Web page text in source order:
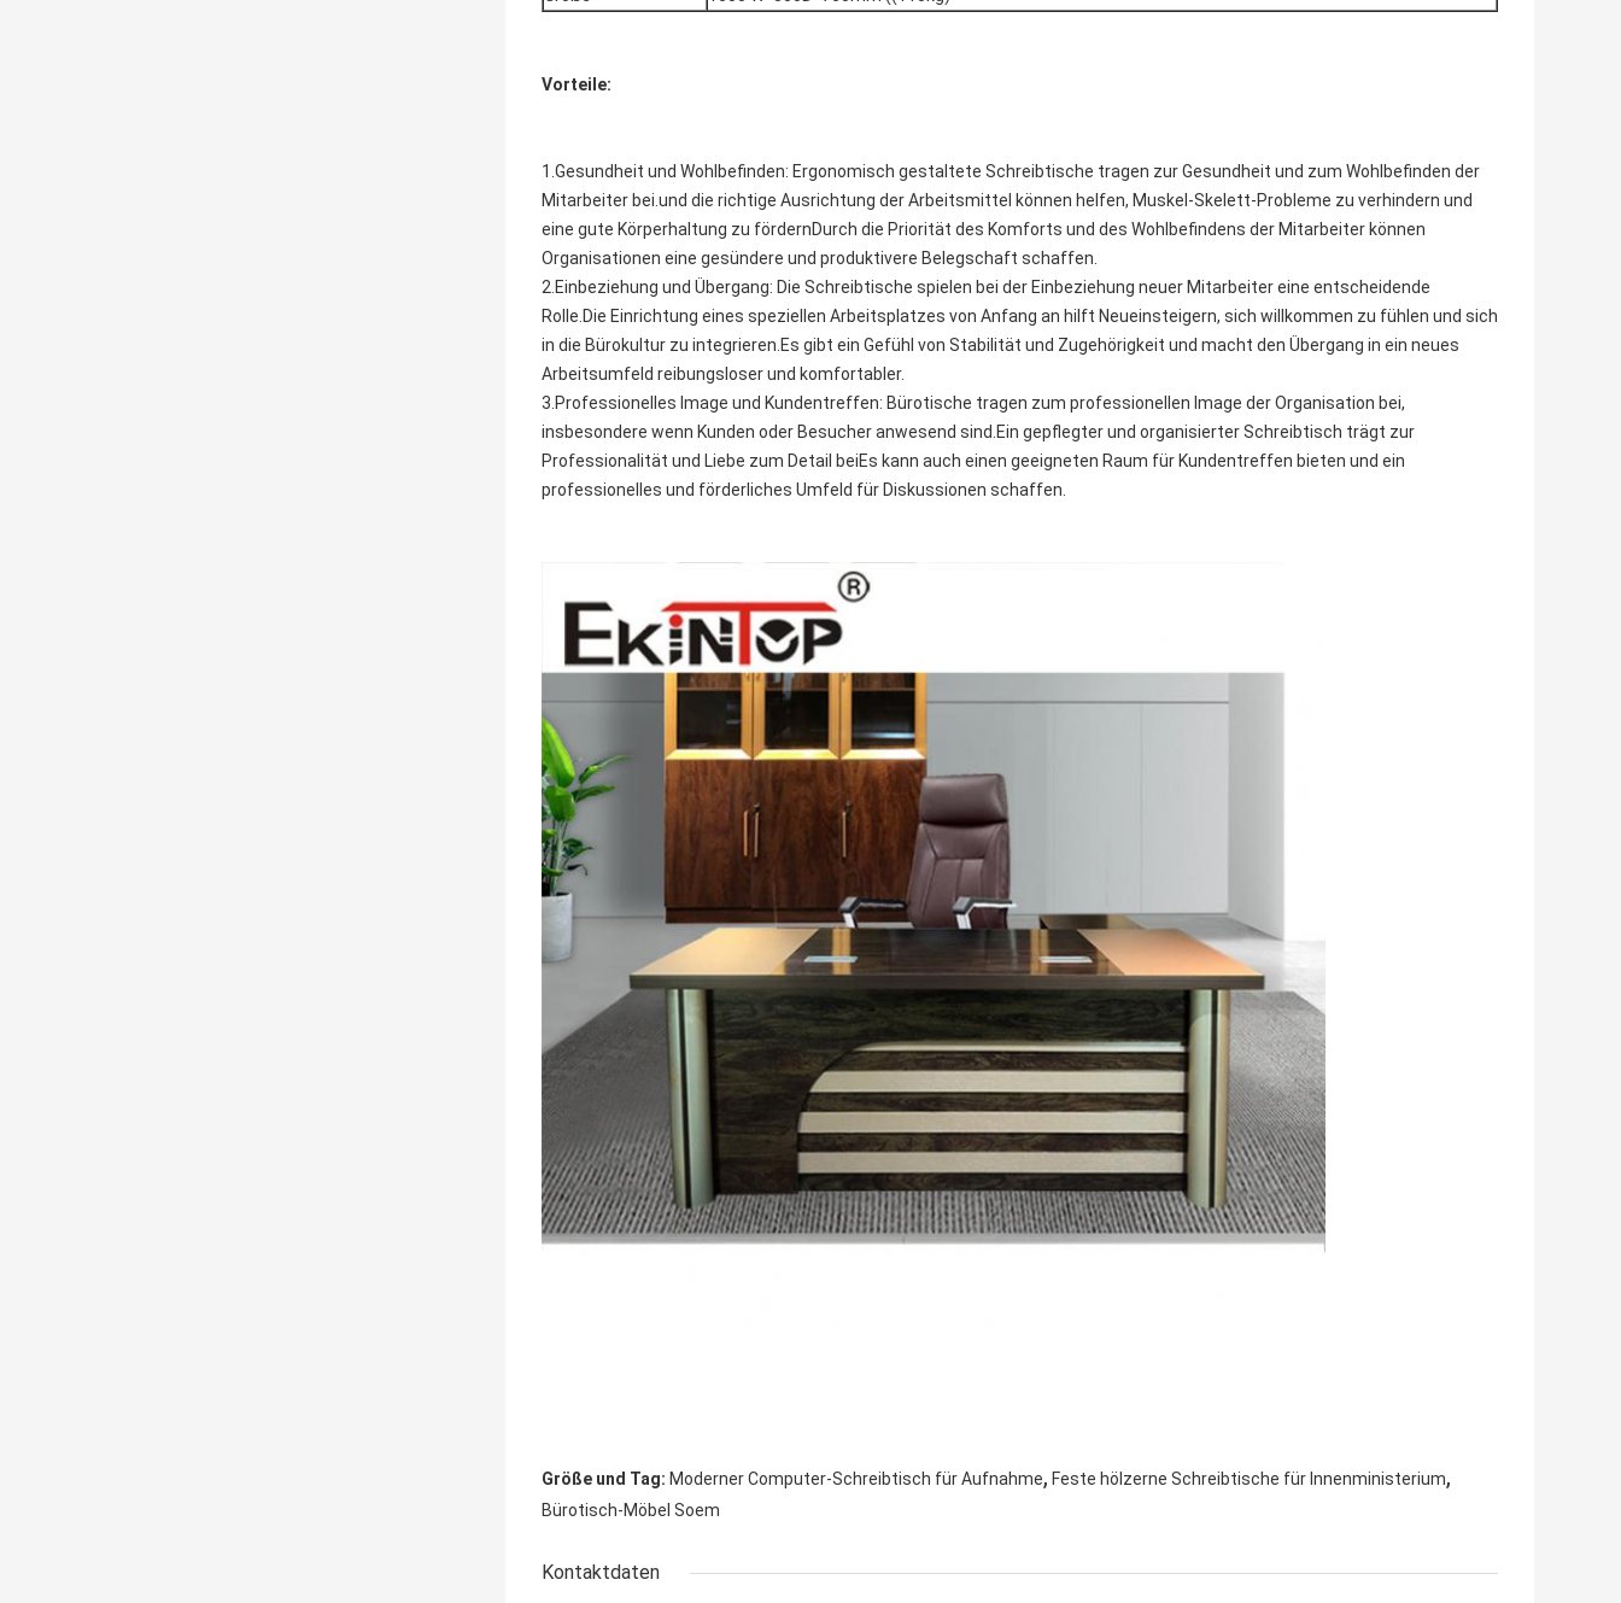
Vorteile:
1.Gesundheit und Wohlbefinden: Ergonomisch gestaltete Schreibtische tragen zur Gesundheit und zum Wohlbefinden der
Mitarbeiter bei.und die richtige Ausrichtung der Arbeitsmittel können helfen, Muskel-Skelett-Probleme zu verhindern und
eine gute Körperhaltung zu fördernDurch die Priorität des Komforts und des Wohlbefindens der Mitarbeiter können
Organisationen eine gesündere und produktivere Belegschaft schaffen.
2.Einbeziehung und Übergang: Die Schreibtische spielen bei der Einbeziehung neuer Mitarbeiter eine entscheidende
Rolle.Die Einrichtung eines speziellen Arbeitsplatzes von Anfang an hilft Neueinsteigern, sich willkommen zu fühlen und sich
in die Bürokultur zu integrieren.Es gibt ein Gefühl von Stabilität und Zugehörigkeit und macht den Übergang in ein neues
Arbeitsumfeld reibungsloser und komfortabler.
3.Professionelles Image und Kundentreffen: Bürotische tragen zum professionellen Image der Organisation bei,
insbesondere wenn Kunden oder Besucher anwesend sind.Ein gepflegter und organisierter Schreibtisch trägt zur
Professionalität und Liebe zum Detail beiEs kann auch einen geeigneten Raum für Kundentreffen bieten und ein
professionelles und förderliches Umfeld für Diskussionen schaffen.
Größe und Tag: Moderner Computer-Schreibtisch für Aufnahme, Feste hölzerne Schreibtische für Innenministerium,
Bürotisch-Möbel Soem
Kontaktdaten